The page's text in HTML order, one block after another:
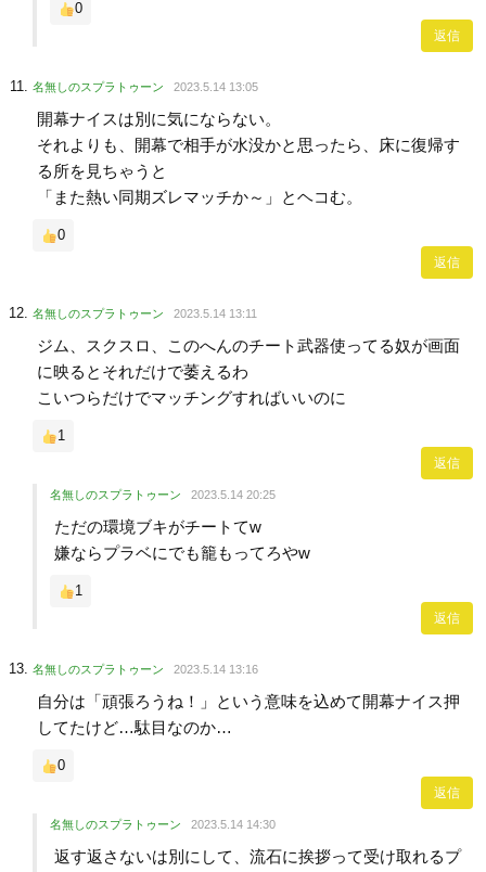
0
返信
名無しのスプラトゥーン 2023.5.14 13:05
開幕ナイスは別に気にならない。
それよりも、開幕で相手が水没かと思ったら、床に復帰す
る所を見ちゃうと
「また熱い同期ズレマッチか～」とヘコむ。
0
返信
名無しのスプラトゥーン 2023.5.14 13:11
ジム、スクスロ、このへんのチート武器使ってる奴が画面
に映るとそれだけで萎えるわ
こいつらだけでマッチングすればいいのに
1
返信
名無しのスプラトゥーン 2023.5.14 20:25
ただの環境ブキがチートてw
嫌ならプラベにでも籠もってろやw
1
返信
名無しのスプラトゥーン 2023.5.14 13:16
自分は「頑張ろうね！」という意味を込めて開幕ナイス押
してたけど…駄目なのか…
0
返信
名無しのスプラトゥーン 2023.5.14 14:30
返す返さないは別にして、流石に挨拶って受け取れるプ